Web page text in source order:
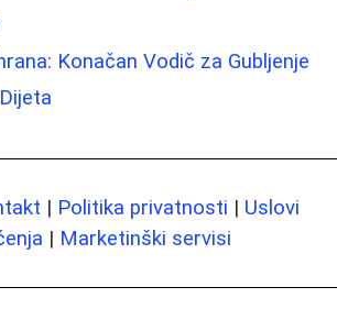
Konačan Vodič za Gubljenje
| Politika privatnosti | Uslovi
| Marketinški servisi